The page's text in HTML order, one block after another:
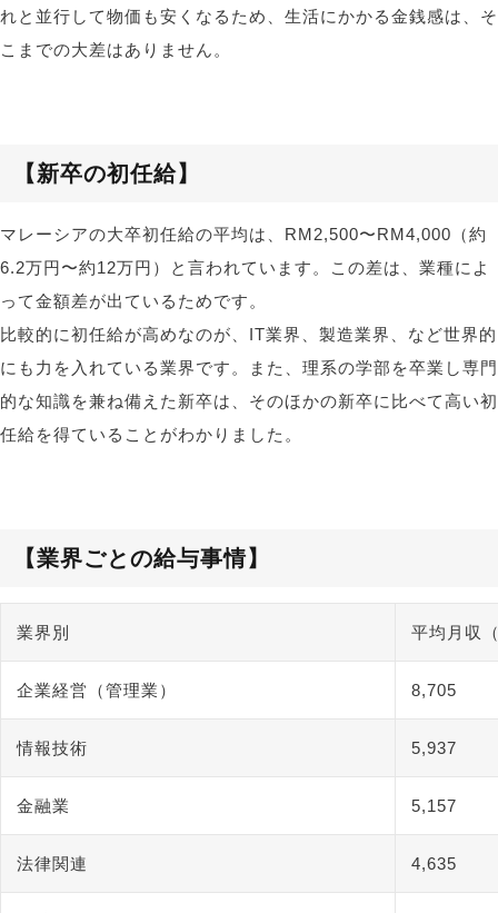
れと並行して物価も安くなるため、生活にかかる金銭感は、そ
こまでの大差はありません。
【新卒の初任給】
マレーシアの大卒初任給の平均は、RM2,500〜RM4,000（約
6.2万円〜約12万円）と言われています。この差は、業種によ
って金額差が出ているためです。
比較的に初任給が高めなのが、IT業界、製造業界、など世界的
にも力を入れている業界です。また、理系の学部を卒業し専門
的な知識を兼ね備えた新卒は、そのほかの新卒に比べて高い初
任給を得ていることがわかりました。
【業界ごとの給与事情】
業界別 平均月収
企業経営（管理業） 8,705
情報技術 5,937
金融業 5,157
法律関連 4,635